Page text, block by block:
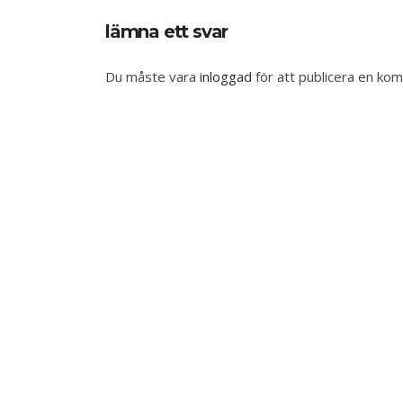
lämna ett svar
Du måste vara inloggad för att publicera en